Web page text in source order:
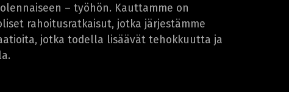
– työhön. Kauttamme on
rahoitusratkaisut, jotka järjestämme
jotka todella lisäävät tehokkuutta ja